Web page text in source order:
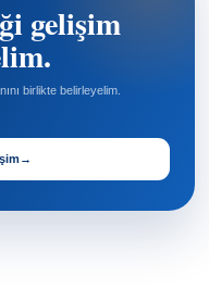
gelişim
birlikte belirleyelim.
→